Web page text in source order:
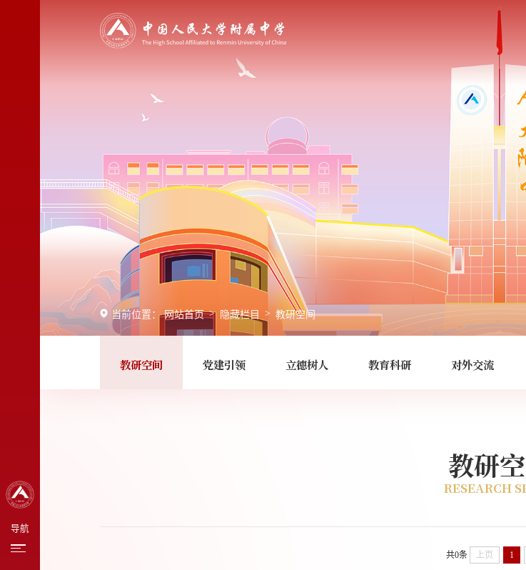
导航
立德树人
当前位置： 网站首页 > 隐藏栏目 > 教研空间
教研空间 党建引领 立德树人 教育科研 对外交流
教研
RESEARCH
共0条 上页 1